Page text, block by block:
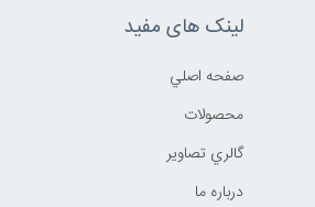
لینک های مفید
صفحه اصلي
محصولات
گالري تصاوير
درباره ما